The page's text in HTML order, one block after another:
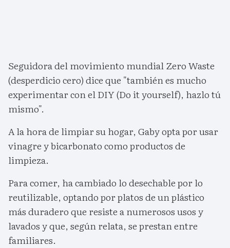
Seguidora del movimiento mundial Zero Waste
(desperdicio cero) dice que "también es mucho
experimentar con el DIY (Do it yourself), hazlo tú
mismo".
A la hora de limpiar su hogar, Gaby opta por usar
vinagre y bicarbonato como productos de
limpieza.
Para comer, ha cambiado lo desechable por lo
reutilizable, optando por platos de un plástico
más duradero que resiste a numerosos usos y
lavados y que, según relata, se prestan entre
familiares.